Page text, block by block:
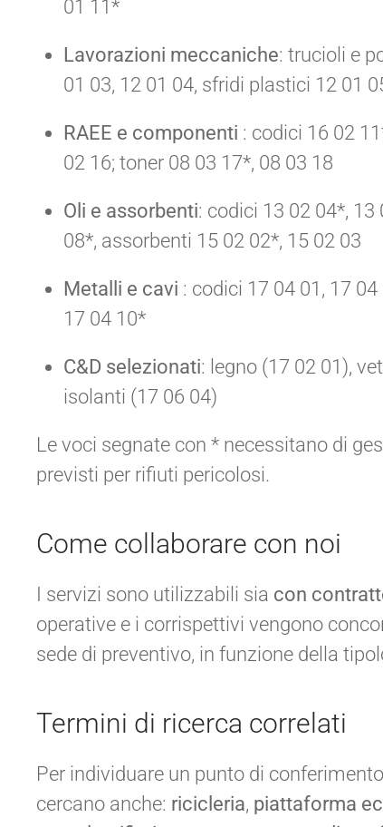
01 11*
Lavorazioni meccaniche: trucioli e
01 03, 12 01 04, sfridi plastici 12 01
RAEE e componenti : codici 16 02
02 16; toner 08 03 17*, 08 03 18
Oli e assorbenti: codici 13 02 04*, 13
08*, assorbenti 15 02 02*, 15 02 03
Metalli e cavi : codici 17 04 01, 17
17 04 10*
C&D selezionati: legno (17 02 01),
isolanti (17 06 04)
Le voci segnate con * necessitano di
previsti per rifiuti pericolosi.
Come collaborare con noi
I servizi sono utilizzabili sia con
operative e i corrispettivi vengono
sede di preventivo, in funzione della
Termini di ricerca correlati
Per individuare un punto di
cercano anche: ricicleria, piattaforma